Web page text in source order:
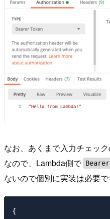
なお、あくまで入力チェッ
なので、Lambda側で Bearer
ないので個別に実装は必要で
{